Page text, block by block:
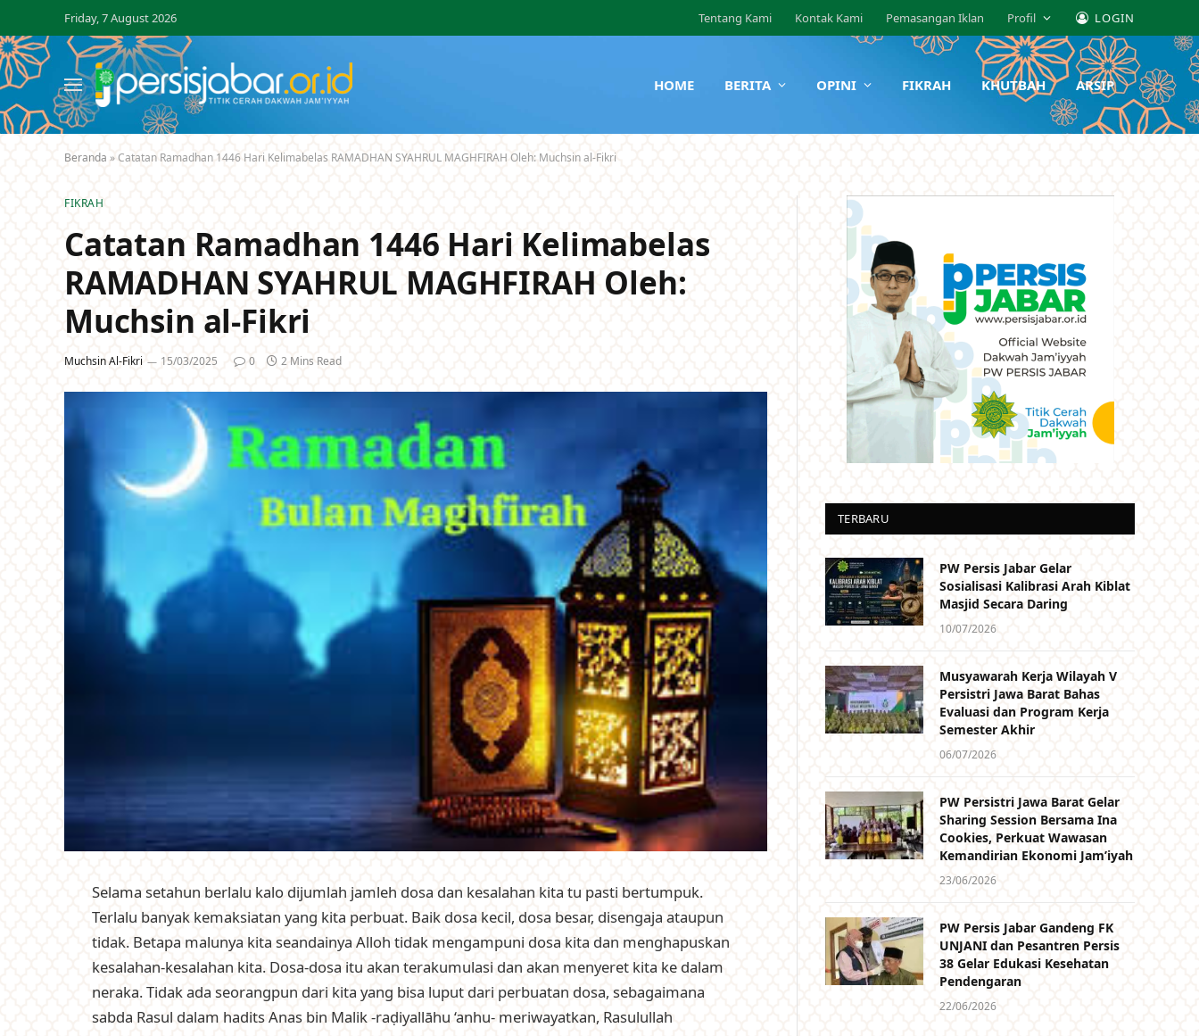
Friday, 7 August 2026 Tentang Kami Kontak Kami Pemasangan Iklan Profil LOGIN
HOME BERITA OPINI FIKRAH KHUTBAH ARSIP
Beranda »Catatan Ramadhan 1446 Hari Kelimabelas RAMADHAN SYAHRUL MAGHFIRAH Oleh: Muchsin al-Fikri
FIKRAH
Catatan Ramadhan 1446 Hari Kelimabelas
RAMADHAN SYAHRUL MAGHFIRAH Oleh:
Muchsin al-Fikri
Muchsin Al-Fikri 15/03/2025 0 2 Mins Read
Selama setahun berlalu kalo dijumlah jamleh dosa dan kesalahan kita tu pasti bertumpuk.
Terlalu banyak kemaksiatan yang kita perbuat. Baik dosa kecil, dosa besar, disengaja ataupun
tidak. Betapa malunya kita seandainya Alloh tidak mengampuni dosa kita dan menghapuskan
kesalahan-kesalahan kita. Dosa-dosa itu akan terakumulasi dan akan menyeret kita ke dalam
neraka. Tidak ada seorangpun dari kita yang bisa luput dari perbuatan dosa, sebagaimana
sabda Rasul dalam hadits Anas bin Malik -raḍiyallāhu ‘anhu- meriwayatkan, Rasulullah
TERBARU
PW Persis Jabar Gelar
Sosialisasi Kalibrasi Arah Kiblat
Masjid Secara Daring
10/07/2026
Musyawarah Kerja Wilayah V
Persistri Jawa Barat Bahas
Evaluasi dan Program Kerja
Semester Akhir
06/07/2026
PW Persistri Jawa Barat Gelar
Sharing Session Bersama Ina
Cookies, Perkuat Wawasan
Kemandirian Ekonomi Jam’iyah
23/06/2026
PW Persis Jabar Gandeng FK
UNJANI dan Pesantren Persis
38 Gelar Edukasi Kesehatan
Pendengaran
22/06/2026